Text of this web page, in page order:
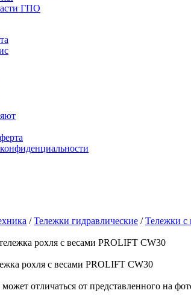
ГПО
/Тележки гидравлические /Тележки с
отличаться от представленного на